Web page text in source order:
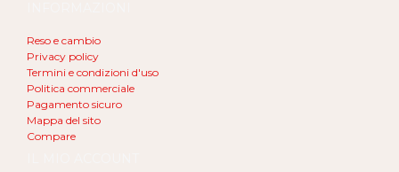
Reso e cambio
Privacy policy
Termini e condizioni d'uso
Politica commerciale
Pagamento sicuro
Mappa del sito
Compare